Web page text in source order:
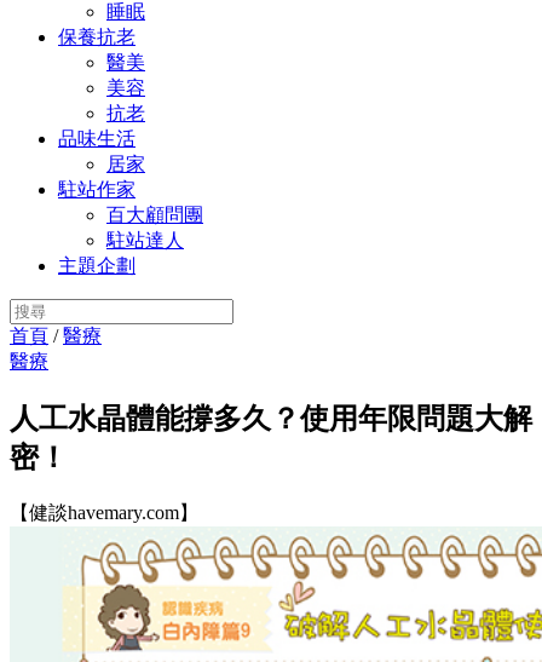
睡眠
保養抗老
醫美
美容
抗老
品味生活
居家
駐站作家
百大顧問團
駐站達人
主題企劃
首頁 /醫療
醫療
人工水晶體能撐多久？使用年限問題大解
密！
【健談havemary.com】